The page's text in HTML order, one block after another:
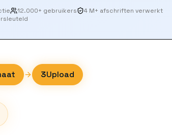
12.000+ gebruikers
4 M+ afschriften verwerkt
3Upload